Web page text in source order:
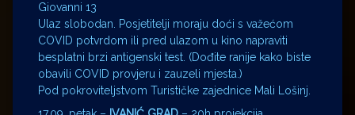
Giovanni 13
Ulaz slobodan. Posjetitelji moraju doći s važećom
COVID potvrdom ili pred ulazom u kino napraviti
besplatni brzi antigenski test. (Dođite ranije kako biste
obavili COVID provjeru i zauzeli mjesta.)
Pod pokroviteljstvom Turističke zajednice Mali Lošinj.